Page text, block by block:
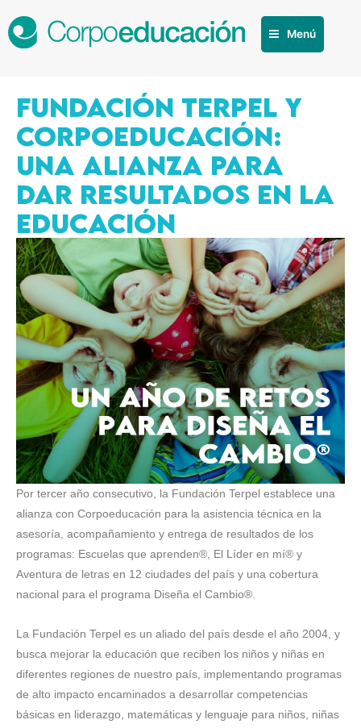
Menú
FUNDACIÓN TERPEL Y
CORPOEDUCACIÓN:
UNA ALIANZA PARA
DAR RESULTADOS EN LA
EDUCACIÓN
Por tercer año consecutivo, la Fundación Terpel establece una
alianza con Corpoeducación para la asistencia técnica en la
asesoría, acompañamiento y entrega de resultados de los
programas: Escuelas que aprenden®, El Líder en mí® y
Aventura de letras en 12 ciudades del país y una cobertura
nacional para el programa Diseña el Cambio®.
La Fundación Terpel es un aliado del país desde el año 2004, y
busca mejorar la educación que reciben los niños y niñas en
diferentes regiones de nuestro país, implementando programas
de alto impacto encaminados a desarrollar competencias
básicas en liderazgo, matemáticas y lenguaje para niños, niñas